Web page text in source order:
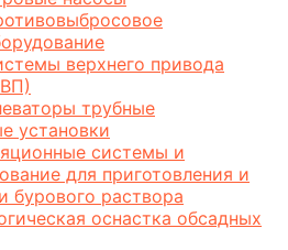
верхнего привода
трубные
установки
системы и
для приготовления и
бурового раствора
оснастка обсадных